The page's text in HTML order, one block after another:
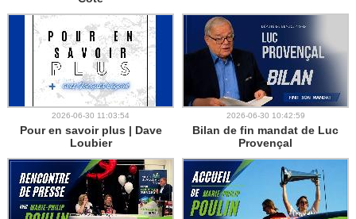
2026-06-30 11:03:54
Pour en savoir plus | Dave
Loubier
2026-06-30 10:42:59
Bilan de fin mandat de Luc
Provençal